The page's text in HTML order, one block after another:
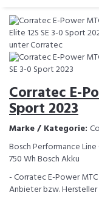
Corratec E-
Sport 2023
Marke / Kategorie:
Bosch Performance
750 Wh Bosch Akku
- Corratec E-Power
Anbieter bzw.